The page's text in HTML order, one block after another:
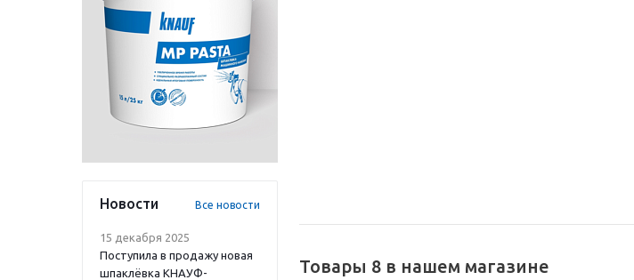
Новости Все новости
15 декабря 2025
Поступила в продажу новая
шпаклёвка КНАУФ-
Товары 8 в нашем магазине